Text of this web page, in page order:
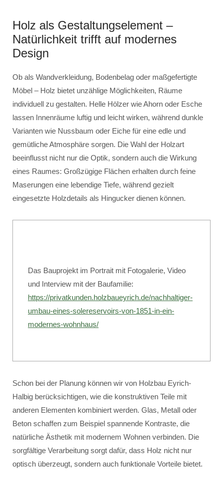
Holz als Gestaltungselement –
Natürlichkeit trifft auf modernes
Design
Ob als Wandverkleidung, Bodenbelag oder maßgefertigte
Möbel – Holz bietet unzählige Möglichkeiten, Räume
individuell zu gestalten. Helle Hölzer wie Ahorn oder Esche
lassen Innenräume luftig und leicht wirken, während dunkle
Varianten wie Nussbaum oder Eiche für eine edle und
gemütliche Atmosphäre sorgen. Die Wahl der Holzart
beeinflusst nicht nur die Optik, sondern auch die Wirkung
eines Raumes: Großzügige Flächen erhalten durch feine
Maserungen eine lebendige Tiefe, während gezielt
eingesetzte Holzdetails als Hingucker dienen können.
Das Bauprojekt im Portrait mit Fotogalerie, Video
und Interview mit der Baufamilie:
https://privatkunden.holzbaueyrich.de/nachhaltiger-
umbau-eines-solereservoirs-von-1851-in-ein-
modernes-wohnhaus/
Schon bei der Planung können wir von Holzbau Eyrich-
Halbig berücksichtigen, wie die konstruktiven Teile mit
anderen Elementen kombiniert werden. Glas, Metall oder
Beton schaffen zum Beispiel spannende Kontraste, die
natürliche Ästhetik mit modernem Wohnen verbinden. Die
sorgfältige Verarbeitung sorgt dafür, dass Holz nicht nur
optisch überzeugt, sondern auch funktionale Vorteile bietet.